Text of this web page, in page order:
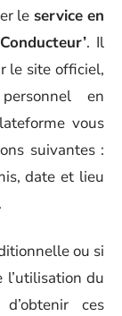
le service en
. Il
le site officiel,
en
vous
suivantes :
date et lieu
ou si
du
ces